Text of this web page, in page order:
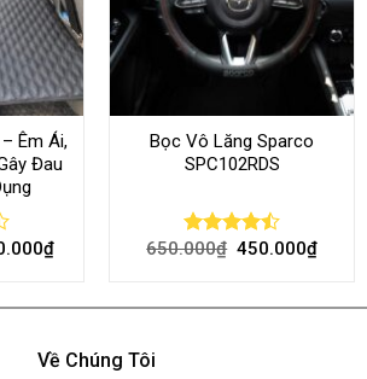
Êm Ái,
Đau
₫
Bọc Vô Lăng Sparco
SPC102RDS
Rated
650.000₫ 450.000₫
Về Chúng Tôi